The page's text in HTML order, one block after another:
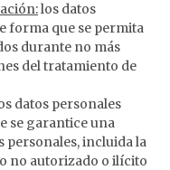
los datos
forma que se permita
durante no más
del tratamiento de
datos personales
se garantice una
personales, incluida la
no autorizado o ilícito